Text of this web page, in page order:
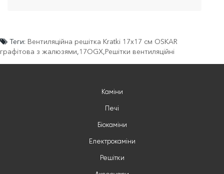
Теги: Вентиляційна решітка Kratki 17x17 см OSKAR
графітова з жалюзями,17OGX,Решітки вентиляційні
Каміни
Печі
Біокаміни
Електрокаміни
Решітки